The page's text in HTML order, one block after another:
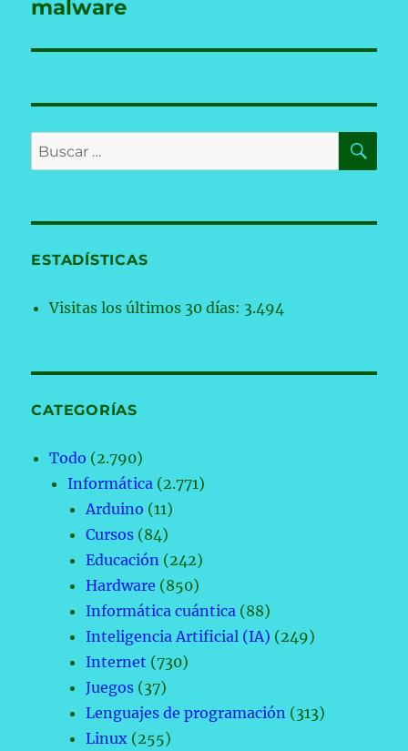
malware
Buscar
por:
ESTADÍSTICAS
Visitas los últimos 30 días: 3.494
CATEGORÍAS
Todo (2.790)
Informática (2.771)
Arduino (11)
Cursos (84)
Educación (242)
Hardware (850)
Informática cuántica (88)
Inteligencia Artificial (IA) (249)
Internet (730)
Juegos (37)
Lenguajes de programación (313)
Linux (255)